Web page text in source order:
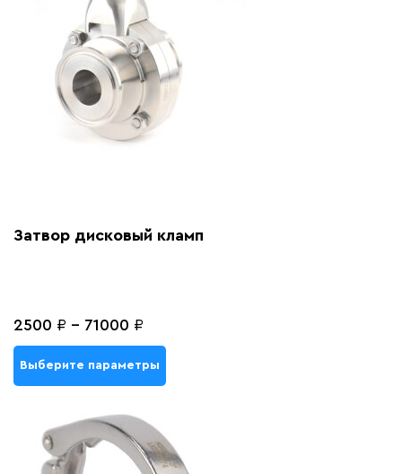
Затвор дисковый кламп
2500 ₽ - 71000 ₽
Выберите параметры